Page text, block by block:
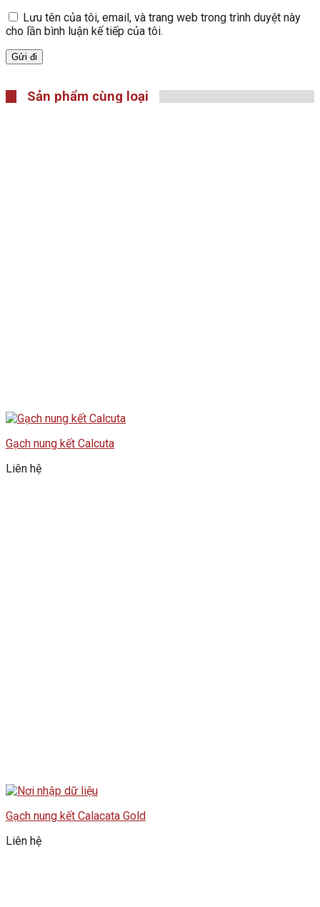
Lưu tên của tôi, email, và trang web trong trình duyệt này
cho lần bình luận kế tiếp của tôi.
Sản phẩm cùng loại
Gạch nung kết Calcuta
Liên hệ
Gạch nung kết Calacata Gold
Liên hệ